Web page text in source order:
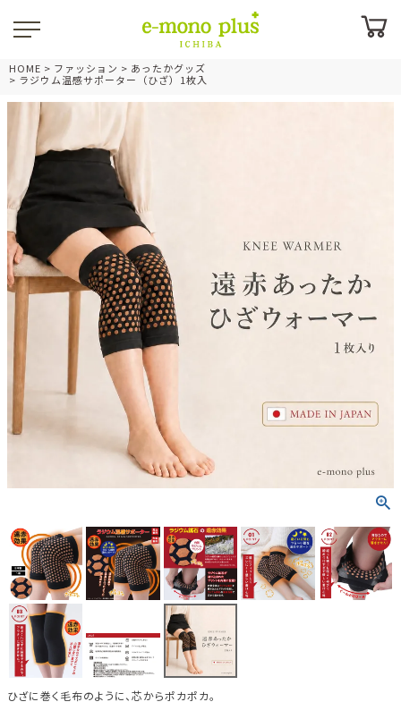
HOME ファッション
あったかグッズ
ラジウム温感サポーター（ひざ）1枚入
ひざに巻く毛布のように、芯からポカポカ。